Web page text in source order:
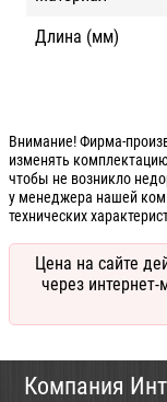
Длина (мм)
Внимание! Фирма-
изменять
чтобы не возникло
у менеджера нашей
технических
Цена на сайте
через
Компания